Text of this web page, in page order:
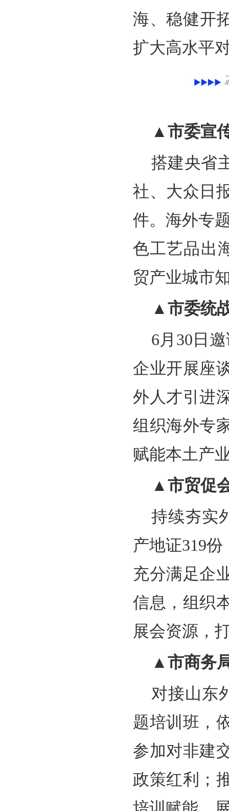
海、稳健开
扩大高水平
▲市委宣
搭建央省
社、大众日
件。海外专
色工艺品出
贸产业城市
▲市委统
6月30日
企业开展座
外人才引进
组织海外专
赋能本土产
▲市贸促
持续夯实
产地证319
充分满足企
信息，组织
展会资源，
▲市商务
对接山东
题培训班，
参加对非建
政策红利；